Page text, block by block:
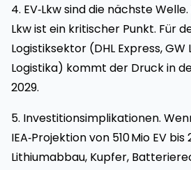
4. EV‑Lkw sind die nächste
Lkw ist ein kritischer Punkt. Für
Logistiksektor (DHL Express, GW
Logistika) kommt der Druck in
2029.
5. Investitionsimplikationen.
IEA‑Projektion von 510 Mio EV
Lithiumabbau, Kupfer,